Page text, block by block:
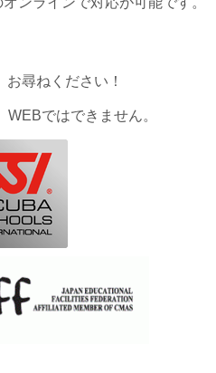
尋ねください！
ではできません。